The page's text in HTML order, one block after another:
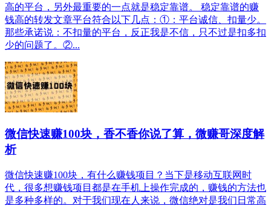
高的平台，另外最重要的一点就是稳定靠谱。 稳定靠谱的赚
钱高的转发文章平台符合以下几点：①：平台诚信、扣量少。
那些承诺说：不扣量的平台，反正我是不信，只不过是扣多扣
少的问题了。②...
微信快速赚100块，香不香你说了算，微赚哥深度解
析
微信快速赚100块，有什么赚钱项目？当下是移动互联网时
代，很多想赚钱项目都是在手机上操作完成的，赚钱的方法也
是多种多样的。对于我们现在人来说，微信绝对是我们日常高